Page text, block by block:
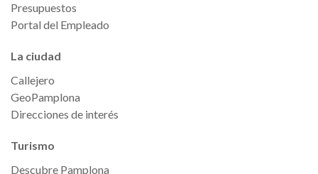
Presupuestos
Portal del Empleado
La ciudad
Callejero
GeoPamplona
Direcciones de interés
Turismo
Descubre Pamplona